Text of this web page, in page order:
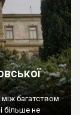
багатством
більше не